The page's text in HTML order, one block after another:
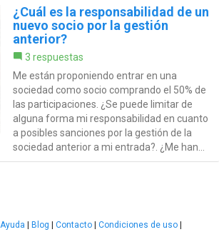
¿Cuál es la responsabilidad de un
nuevo socio por la gestión
anterior?
3 respuestas
Me están proponiendo entrar en una
sociedad como socio comprando el 50% de
las participaciones. ¿Se puede limitar de
alguna forma mi responsabilidad en cuanto
a posibles sanciones por la gestión de la
sociedad anterior a mi entrada?. ¿Me han...
Ayuda | Blog | Contacto | Condiciones de uso |